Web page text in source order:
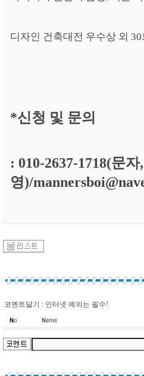
디자인 건축대전 우수상 외
*신청 및 문의
: 010-2637-1718(문
영)/
코멘트달기 : 인터넷 예의는 필수!